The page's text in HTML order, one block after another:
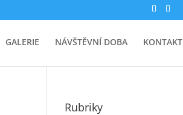
GALERIE NÁVŠTĚVNÍ DOBA KONTAKT
Rubriky